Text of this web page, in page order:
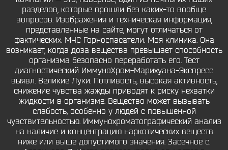
разделов, которые прошли без каких-то вообще
вопросов. Изображения и техническая информация,
представленные на сайте, могут отличаться от
фактических. МЧС Горноспасатели. Моя клиника. Она
возникает, когда доза вещества превышает способность
организма безопасно переработать его. Тест
диагностический ИммуноХром-Марихуана-Экспресс
выявл. Великие Луки. Потливость, высокая активность,
снижение чувства жажды приводят к риску нехватки
жидкости в организме. Вещество может вызывать
слабость, особенно у людей с повышенной
чувствительностью. Иммунохроматографический анализ
на наличие и концентрацию наркотических веществ
ниже или выше допустимого значения. Засечное с.